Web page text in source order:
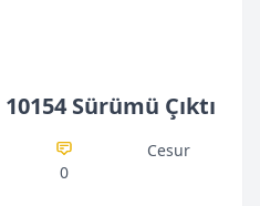
Sürümü Çıktı
0
Cesur